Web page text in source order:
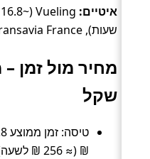
איטיים:
שעות), Transavia France (~4.8 שעות).
מחיר מול זמן
שקל
₪ (≈ 256 ₪ לשעה).